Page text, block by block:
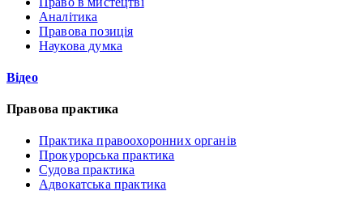
Аналітика
Правова позиція
Наукова думка
Відео
Правова практика
Практика правоохоронних органів
Прокурорська практика
Судова практика
Адвокатська практика